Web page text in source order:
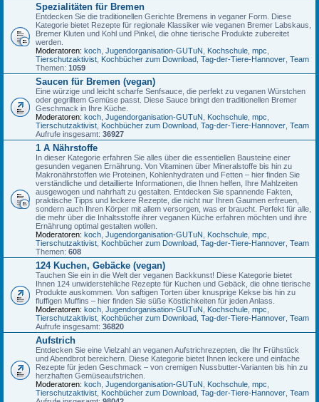
Spezialitäten für Bremen
Entdecken Sie die traditionellen Gerichte Bremens in veganer Form. Diese
Kategorie bietet Rezepte für regionale Klassiker wie veganen Bremer Labskaus,
Bremer Kluten und Kohl und Pinkel, die ohne tierische Produkte zubereitet
werden.
Moderatoren: koch Jugendorganisation-GUTuN Kochschule mpc
Tierschutzaktivist Kochbücher zum Download Tag-der-Tiere-Hannover Team
Themen: 1059
Saucen für Bremen (vegan)
Eine würzige und leicht scharfe Senfsauce, die perfekt zu veganen Würstchen
oder gegrilltem Gemüse passt. Diese Sauce bringt den traditionellen Bremer
Geschmack in Ihre Küche.
Moderatoren: koch Jugendorganisation-GUTuN Kochschule mpc
Tierschutzaktivist Kochbücher zum Download Tag-der-Tiere-Hannover Team
Aufrufe insgesamt: 36927
1 A Nährstoffe
In dieser Kategorie erfahren Sie alles über die essentiellen Bausteine einer
gesunden veganen Ernährung. Von Vitaminen über Mineralstoffe bis hin zu
Makronährstoffen wie Proteinen, Kohlenhydraten und Fetten – hier finden Sie
verständliche und detaillierte Informationen, die Ihnen helfen, Ihre Mahlzeiten
ausgewogen und nahrhaft zu gestalten. Entdecken Sie spannende Fakten,
praktische Tipps und leckere Rezepte, die nicht nur Ihren Gaumen erfreuen,
sondern auch Ihren Körper mit allem versorgen, was er braucht. Perfekt für alle,
die mehr über die Inhaltsstoffe ihrer veganen Küche erfahren möchten und ihre
Ernährung optimal gestalten wollen.
Moderatoren: koch Jugendorganisation-GUTuN Kochschule mpc
Tierschutzaktivist Kochbücher zum Download Tag-der-Tiere-Hannover Team
Themen: 608
124 Kuchen, Gebäcke (vegan)
Tauchen Sie ein in die Welt der veganen Backkunst! Diese Kategorie bietet
Ihnen 124 unwiderstehliche Rezepte für Kuchen und Gebäck, die ohne tierische
Produkte auskommen. Von saftigen Torten über knusprige Kekse bis hin zu
fluffigen Muffins – hier finden Sie süße Köstlichkeiten für jeden Anlass.
Moderatoren: koch Jugendorganisation-GUTuN Kochschule mpc
Tierschutzaktivist Kochbücher zum Download Tag-der-Tiere-Hannover Team
Aufrufe insgesamt: 36820
Aufstrich
Entdecken Sie eine Vielzahl an veganen Aufstrichrezepten, die Ihr Frühstück
und Abendbrot bereichern. Diese Kategorie bietet Ihnen leckere und einfache
Rezepte für jeden Geschmack – von cremigen Nussbutter-Varianten bis hin zu
herzhaften Gemüseaufstrichen.
Moderatoren: koch Jugendorganisation-GUTuN Kochschule mpc
Tierschutzaktivist Kochbücher zum Download Tag-der-Tiere-Hannover Team